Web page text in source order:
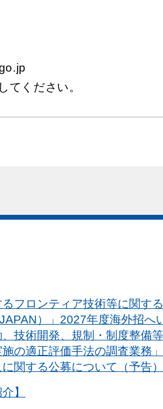
てください。
フロンティア技術等に関す
）」2027年度海外招へ
技術開発、規制・制度整備
の適正評価手法の調査業務
関する公募について（予告）
】